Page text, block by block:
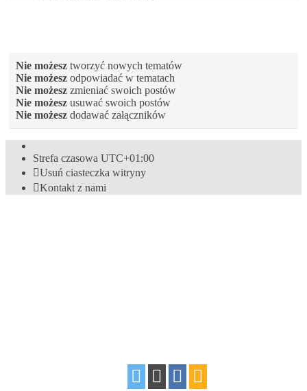
Nie możesz tworzyć nowych tematów
Nie możesz odpowiadać w tematach
Nie możesz zmieniać swoich postów
Nie możesz usuwać swoich postów
Nie możesz dodawać załączników
Strefa czasowa UTC+01:00
Usuń ciasteczka witryny
Kontakt z nami